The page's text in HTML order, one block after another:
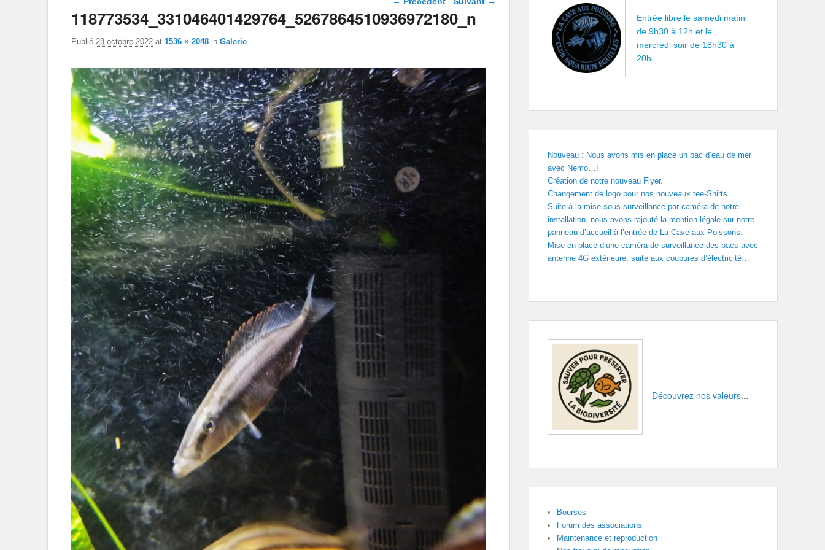
118773534_331046401429764_5267864510936972180_n
Publié 28 octobre 2022 at 1536 × 2048 in Galerie
Entrée libre le samedi matin
de 9h30 à 12h et le
mercredi soir de 18h30 à
20h.
Nouveau : Nous avons mis en place un bac d’eau de mer
avec Nemo…!
Création de notre nouveau Flyer.
Changement de logo pour nos nouveaux tee-Shirts.
Suite à la mise sous surveillance par caméra de notre
installation, nous avons rajouté la mention légale sur notre
panneau d’accueil à l’entrée de La Cave aux Poissons.
Mise en place d’une caméra de surveillance des bacs avec
antenne 4G extérieure, suite aux coupures d’électricité…
Découvrez nos valeurs...
Bourses
Forum des associations
Maintenance et reproduction